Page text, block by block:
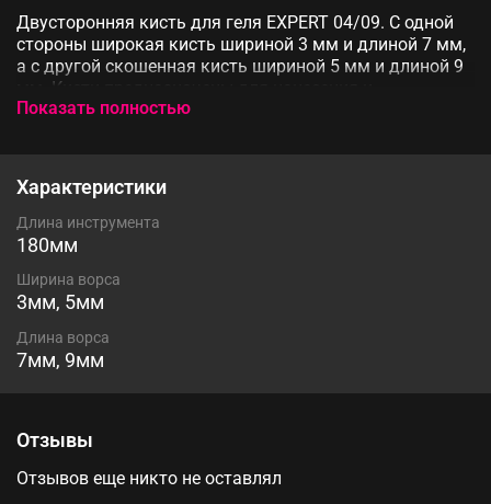
Двусторонняя кисть для геля EXPERT 04/09. С одной
стороны широкая кисть шириной 3 мм и длиной 7 мм,
а с другой скошенная кисть шириной 5 мм и длиной 9
мм. Кисти предназначены для нанесения и
распределения геля на ногтевую пластину. Не
Показать полностью
Характеристики
Длина инструмента
180мм
Ширина ворса
3мм, 5мм
Длина ворса
7мм, 9мм
Отзывы
Отзывов еще никто не оставлял